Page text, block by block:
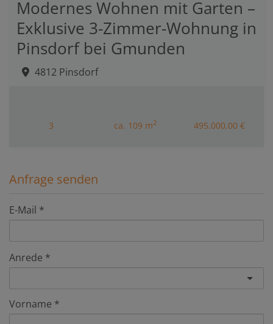
Modernes Wohnen mit Garten –
Exklusive 3-Zimmer-Wohnung in
Pinsdorf bei Gmunden
4812 Pinsdorf
3 ca. 109 m2 495.000,00 €
Anfrage senden
E-Mail
Anrede
Vorname